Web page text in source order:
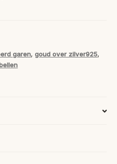
garen,goud over zilver925,